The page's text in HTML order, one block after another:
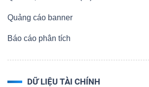
Quảng cáo banner
Báo cáo phân tích
DỮ LIỆU TÀI CHÍNH